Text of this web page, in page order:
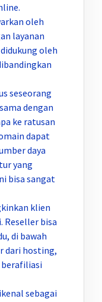
oleh
layanan
oleh
seseorang
dengan
ke ratusan
dapat
daya
yang
bisa sangat
klien
Reseller bisa
di bawah
dari hosting,
berafiliasi
sebagai